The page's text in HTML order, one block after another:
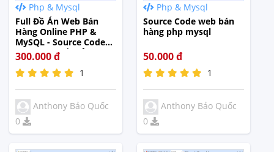
Tế
Php & Mysql
Full Đồ Án Web Bán
Hàng Online PHP &
MySQL - Source Code
Web Bán Quần Áo
Localbrand
300.000 đ
1
Anthony Bảo Quốc
0
Tế
Php & Mysql
Source Code web bán
hàng php mysql
50.000 đ
1
Anthony Bảo Quốc
0